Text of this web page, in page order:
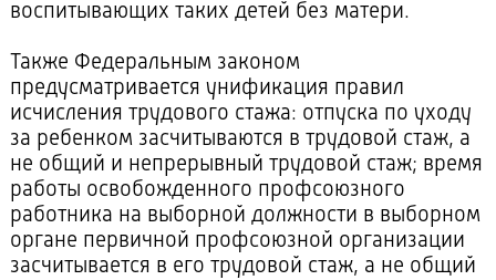
воспитывающих таких детей без матери.
Также Федеральным законом
предусматривается унификация правил
исчисления трудового стажа: отпуска по уходу
за ребенком засчитываются в трудовой стаж, а
не общий и непрерывный трудовой стаж; время
работы освобожденного профсоюзного
работника на выборной должности в выборном
органе первичной профсоюзной организации
засчитывается в его трудовой стаж, а не общий